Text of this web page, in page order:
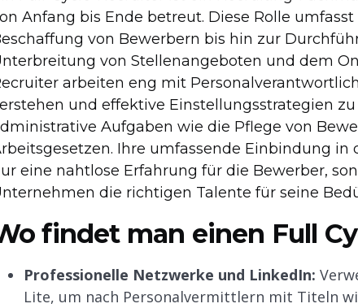
Anfang bis Ende betreut. Diese Rolle
von Bewerbern bis hin zur
von Stellenangeboten und dem
arbeiten eng mit
und effektive Einstellungsstrategien
Aufgaben wie die Pflege von
Ihre umfassende Einbindung
eine nahtlose Erfahrung für die Bewerber,
die richtigen Talente für seine
findet man einen Full
Professionelle Netzwerke und LinkedIn:
Lite, um nach Personalvermittlern mit Titeln